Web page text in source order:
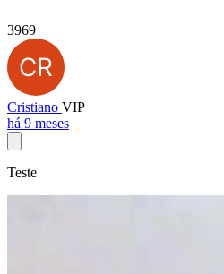
3969
Cristiano VIP
há 9 meses
Teste